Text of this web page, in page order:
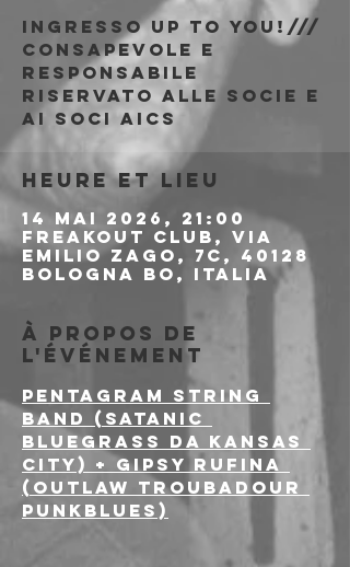
Ingresso Up to You!///
consapevole e
responsabile
riservato alle socie e
ai soci AICS
Heure et lieu
14 mai 2026, 21:00
Freakout Club, Via
Emilio Zago, 7c, 40128
Bologna BO, Italia
À propos de
l'événement
PENTAGRAM STRING
BAND (satanic
bluegrass da Kansas
City) + GIPSY RUFINA
(Outlaw Troubadour
punkblues)